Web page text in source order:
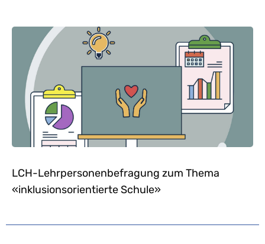
LCH-Lehrpersonenbefragung zum Thema
«inklusionsorientierte Schule»